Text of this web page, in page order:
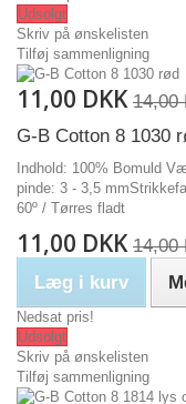
Udsolgt
Skriv på ønskelisten
Tilføj sammenligning
11,00 DKK 14,00
G-B Cotton 8 1030
Indhold: 100% Bomuld
pinde: 3 - 3,5
60º / Tørres fladt
11,00 DKK 14,00
Læg i kurv
Nedsat pris!
Udsolgt
Skriv på ønskelisten
Tilføj sammenligning